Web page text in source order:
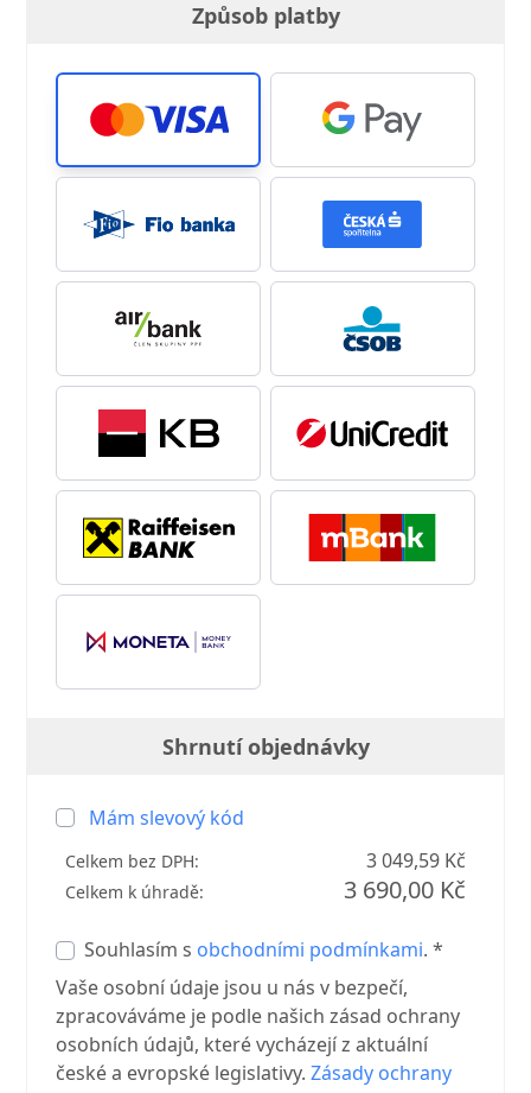
Způsob platby
Shrnutí objednávky
Mám slevový kód
Celkem bez DPH: 3 049,59 Kč
Celkem k úhradě: 3 690,00 Kč
Souhlasím s obchodními podmínkami. *
Vaše osobní údaje jsou u nás v bezpečí,
zpracováváme je podle našich zásad ochrany
osobních údajů, které vycházejí z aktuální
české a evropské legislativy.Zásady ochrany